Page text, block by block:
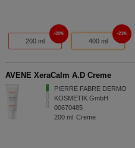
200 ml
20%
400 ml
21%
AVENE XeraCalm A.D Creme
PIERRE FABRE DERMO
KOSMETIK GmbH
00670485
200 ml Creme